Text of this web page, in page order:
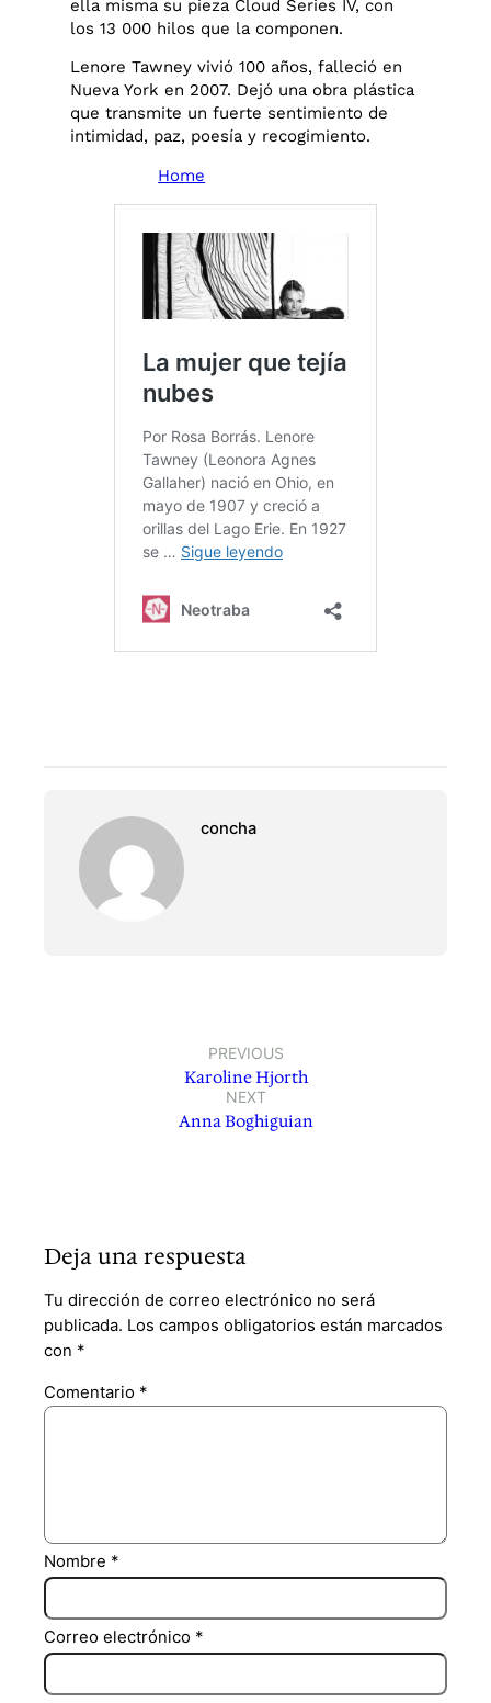
ella misma su pieza Cloud Series IV, con
los 13 000 hilos que la componen.
Lenore Tawney vivió 100 años, falleció en
Nueva York en 2007. Dejó una obra plástica
que transmite un fuerte sentimiento de
intimidad, paz, poesía y recogimiento.
Home
concha
PREVIOUS
Karoline Hjorth
NEXT
Anna Boghiguian
Deja una respuesta
Tu dirección de correo electrónico no será
publicada. Los campos obligatorios están marcados
con *
Comentario *
Nombre *
Correo electrónico *